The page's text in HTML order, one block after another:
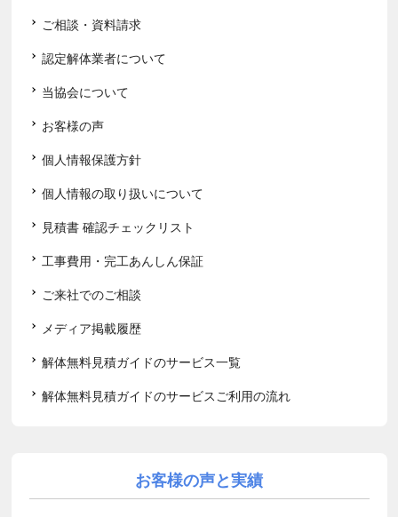
ご相談・資料請求
認定解体業者について
当協会について
お客様の声
個人情報保護方針
個人情報の取り扱いについて
見積書 確認チェックリスト
工事費用・完工あんしん保証
ご来社でのご相談
メディア掲載履歴
解体無料見積ガイドのサービス一覧
解体無料見積ガイドのサービスご利用の流れ
お客様の声と実績